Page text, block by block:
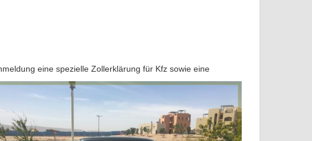
eine spezielle Zollerklärung für Kfz sowie eine